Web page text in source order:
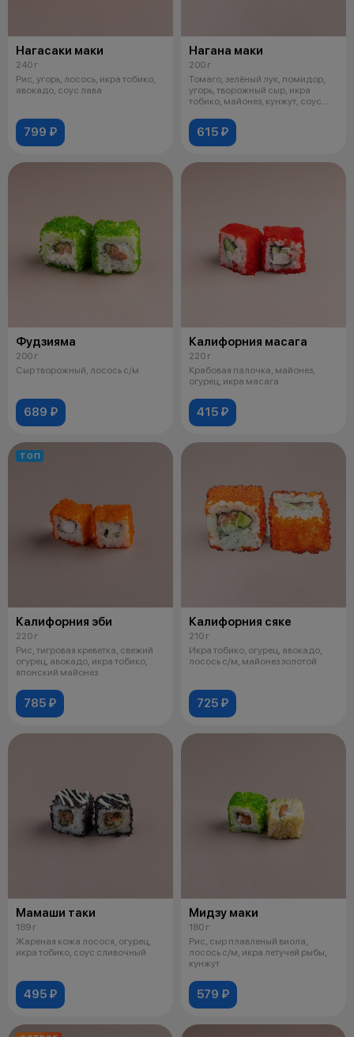
Нагасаки маки
240 г
Рис, угорь, лосось, икра тобико,
авокадо, соус лава
799 ₽
Нагана маки
200 г
Томаго, зелёный лук, помидор,
угорь, творожный сыр, икра
тобико, майонез, кунжут, соус
615 ₽
Фудзияма
200 г
Сыр творожный, лосось с/м
689 ₽
Калифорния масага
220 г
Крабовая палочка, майонез,
огурец, икра масага
415 ₽
ТОП
Калифорния эби
220 г
Рис, тигровая креветка, свежий
огурец, авокадо, икра тобико,
японский майонез
785 ₽
Калифорния сяке
210 г
Икра тобико, огурец, авокадо,
лосось с/м, майонез золотой
725 ₽
Мамаши таки
189 г
Жареная кожа лосося, огурец,
икра тобико, соус сливочный
495 ₽
Мидзу маки
180 г
Рис, сыр плавленый виола,
лосось с/м, икра летучей рыбы,
кунжут
579 ₽